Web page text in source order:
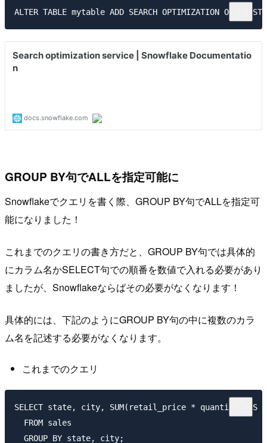
GROUP BY句でALLを指定可能に
Snowflakeでクエリを書く際、GROUP BY句でALLを指定可
能になりました！
これまでのクエリの書き方だと、GROUP BY句では具体的
にカラム名かSELECT句での順番を数値で入れる必要があり
ましたが、Snowflakeならばその必要がなくなります！
具体的には、下記のようにGROUP BY句の中に複数のカラ
ム名を記述する必要がなくなります。
これまでのクエリ
SELECT state, city, SUM(retail_price * quantity) AS
  FROM sales